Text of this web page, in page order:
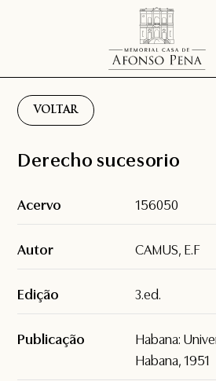
VOLTAR
Derecho sucesorio
Acervo 156050
Autor CAMUS, E.F
Edição 3.ed.
Publicação
Habana:
Habana, 1951